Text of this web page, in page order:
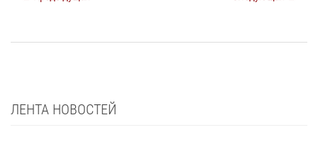
ЛЕНТА НОВОСТЕЙ